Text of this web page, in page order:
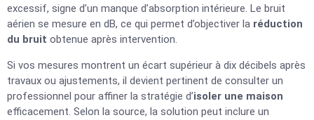
excessif, signe d’un manque d’absorption intérieure. Le bruit
aérien se mesure en dB, ce qui permet d’objectiver la réduction
du bruit obtenue après intervention.
Si vos mesures montrent un écart supérieur à dix décibels après
travaux ou ajustements, il devient pertinent de consulter un
professionnel pour affiner la stratégie d’isoler une maison
efficacement. Selon la source, la solution peut inclure un